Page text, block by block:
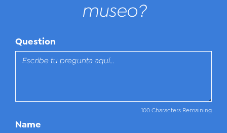
museo?
Question
100 Characters Remaining
Name